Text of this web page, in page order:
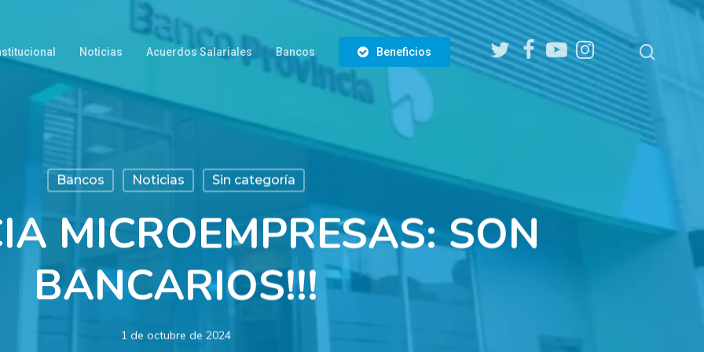
Noticias Acuerdos Salariales Bancos Beneficios
twitterfacebookyoutubeinstagram
Bancos Noticias Sin categoría
MICROEMPRESAS: SON
BANCARIOS!!!
1 de octubre de 2024